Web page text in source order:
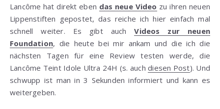
Lancôme hat direkt eben das neue Video zu ihren neuen
Lippenstiften gepostet, das reiche ich hier einfach mal
schnell weiter. Es gibt auchVideos zur neuen
Foundation, die heute bei mir ankam und die ich die
nächsten Tagen für eine Review testen werde, die
Lancôme Teint Idole Ultra 24H (s. auchdiesen Post). Und
schwupp ist man in 3 Sekunden informiert und kann es
weitergeben.